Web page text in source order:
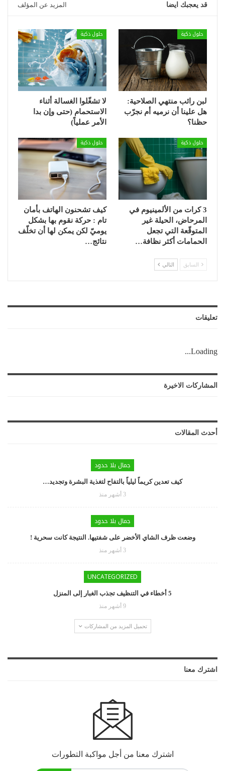
قد يعجبك ايضا المزيد عن المؤلف
حلول ذكية
لبن رائب منتهي الصلاحية:
هل علينا أن نرميه أم نجرّب
حظنا؟
حلول ذكية
لا تشغّلوا الغسالة أثناء
الاستحمام (حتى وإن بدا
الأمر عملياً)
حلول ذكية
3 كرات من الألمينيوم في
المرحاض، الحيلة غير
المتوقّعة التي تجعل
الحمامات أكثر نظافة…
حلول ذكية
كيف تشحنون الهاتف بأمان
تام : حركة نقوم بها بشكل
يوميّ لكن يمكن لها أن تخلّف
نتائج…
السابق التالي
تعليقات
Loading...
المشاركات الاخيرة
أحدث المقالات
جمال بلا حدود
كيف تعدين كريماً ليلياً بالتفاح لتغذية البشرة وتجديد…
3 أشهر منذ
جمال بلا حدود
وضعت ظرف الشاي الأخضر على شفتيها. النتيجة كانت سحرية !
3 أشهر منذ
UNCATEGORIZED
5 أخطاء في التنظيف تجذب الغبار إلى المنزل
9 أشهر منذ
تحميل المزيد من المشاركات
اشترك معنا
اشترك معنا من أجل مواكبة التطورات